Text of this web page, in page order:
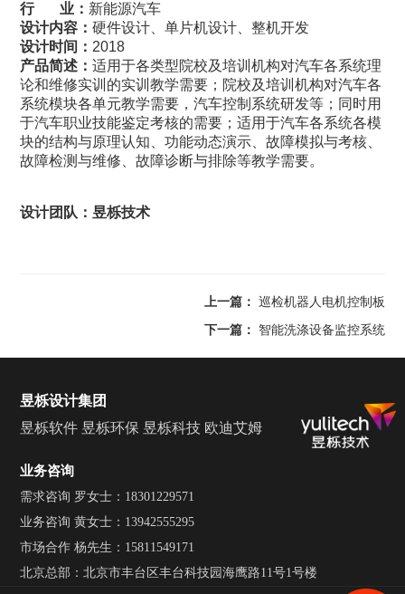
行 业： 新能源汽车
设计内容：硬件设计、单片机设计、整机开发
设计时间： 2018
产品简述：适用于各类型院校及培训机构对汽车各系统理
论和维修实训的实训教学需要； 院校及培训机构对汽车各
系统模块各单元教学需要，汽车控制系统研发等；同时用
于汽车职业技能鉴定考核的需要；适用于汽车各系统各模
块的结构与原理认知、功能动态演示、故障模拟与考核、
故障检测与维修、故障诊断与排除等教学需要。
设计团队：昱栎技术
上一篇： 巡检机器人电机控制板
下一篇： 智能洗涤设备监控系统
昱栎设计集团
昱栎软件 昱栎环保 昱栎科技 欧迪艾姆
业务咨询
需求咨询 罗女士：18301229571
业务咨询 黄女士：13942555295
市场合作 杨先生：15811549171
北京总部：北京市丰台区丰台科技园海鹰路11号1号楼